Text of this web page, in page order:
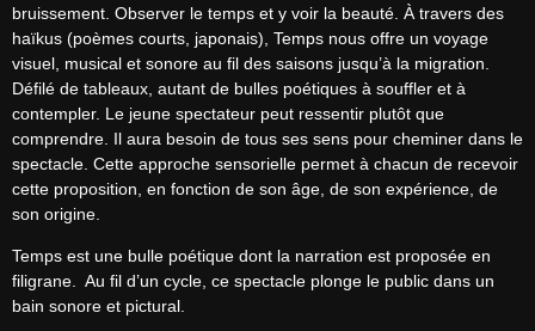
bruissement. Observer le temps et y voir la beauté. À travers des
haïkus (poèmes courts, japonais), Temps nous offre un voyage
visuel, musical et sonore au fil des saisons jusqu’à la migration.
Défilé de tableaux, autant de bulles poétiques à souffler et à
contempler. Le jeune spectateur peut ressentir plutôt que
comprendre. Il aura besoin de tous ses sens pour cheminer dans le
spectacle. Cette approche sensorielle permet à chacun de recevoir
cette proposition, en fonction de son âge, de son expérience, de
son origine.
Temps est une bulle poétique dont la narration est proposée en
filigrane.  Au fil d’un cycle, ce spectacle plonge le public dans un
bain sonore et pictural.